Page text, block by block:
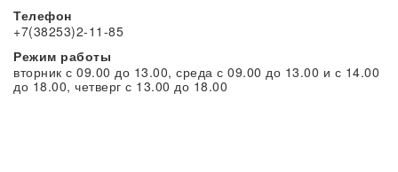
Телефон
+7(38253)2-11-85
Режим работы
вторник с 09.00 до 13.00, среда с 09.00 до 13.00 и с 14.00
до 18.00, четверг с 13.00 до 18.00